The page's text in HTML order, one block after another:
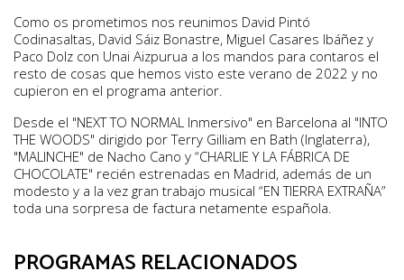
Como os prometimos nos reunimos David Pintó
Codinasaltas, David Sáiz Bonastre, Miguel Casares Ibáñez y
Paco Dolz con Unai Aizpurua a los mandos para contaros el
resto de cosas que hemos visto este verano de 2022 y no
cupieron en el programa anterior.
Desde el "NEXT TO NORMAL Inmersivo" en Barcelona al "INTO
THE WOODS" dirigido por Terry Gilliam en Bath (Inglaterra),
"MALINCHE" de Nacho Cano y “CHARLIE Y LA FÁBRICA DE
CHOCOLATE" recién estrenadas en Madrid, además de un
modesto y a la vez gran trabajo musical “EN TIERRA EXTRAÑA”
toda una sorpresa de factura netamente española.
PROGRAMAS RELACIONADOS